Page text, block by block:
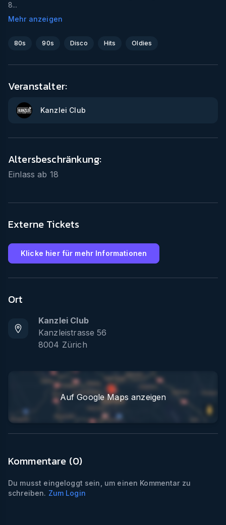
8...
Mehr anzeigen
80s 90s Disco Hits Oldies
Veranstalter:
Kanzlei Club
Altersbeschränkung:
Einlass ab 18
Externe Tickets
Klicke hier für mehr Informationen
Ort
Kanzlei Club
Kanzleistrasse 56
8004 Zürich
Auf Google Maps anzeigen
Kommentare (0)
Du musst eingeloggt sein, um einen Kommentar zu
schreiben. Zum Login